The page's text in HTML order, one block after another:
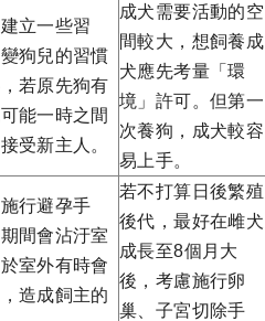
立一些習
狗兒的習慣
若原先狗有
能一時之間
受新主人。
成犬需要活動的空
間較大，想飼養成
犬應先考量「環
境」許可。但第一
次養狗，成犬較容
易上手。
行避孕手
間會沾汙室
室外有時會
造成飼主的
若不打算日後繁殖
後代，最好在雌犬
成長至8個月大
後，考慮施行卵
巢、子宮切除手